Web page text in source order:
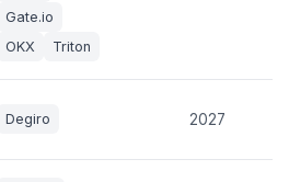
Gate.io
OKX
Triton
Degiro 2027